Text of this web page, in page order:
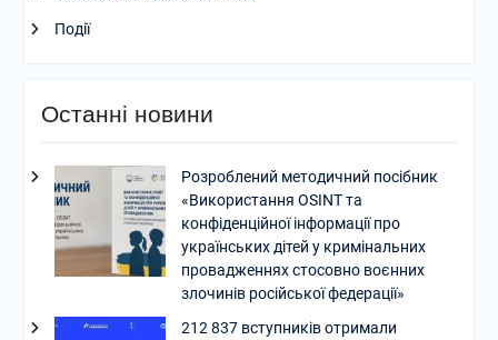
Події
Останні новини
Розроблений методичний посібник
«Використання OSINT та
конфіденційної інформації про
українських дітей у кримінальних
провадженнях стосовно воєнних
злочинів російської федерації»
212 837 вступників отримали